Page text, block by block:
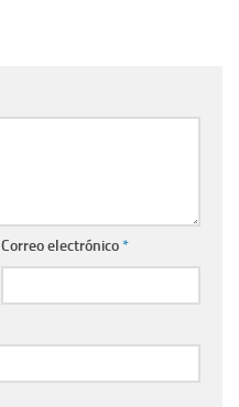
Correo electrónico*